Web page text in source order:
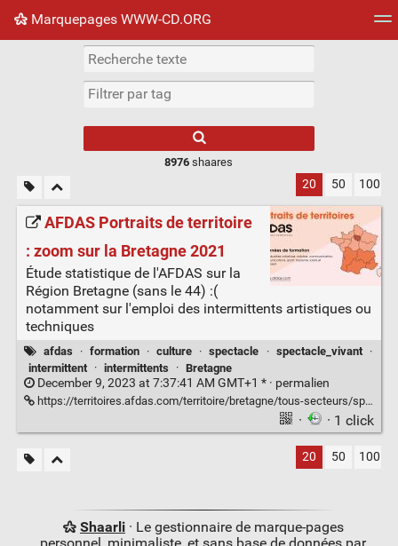
Marquepages WWW-CD.ORG
Nuage de tags Mur d'images
8976 shaares
20 50 100
AFDAS Portraits de territoire
: zoom sur la Bretagne 2021
Étude statistique de l'AFDAS sur la
Région Bretagne (sans le 44) :(
notamment sur l'emploi des intermittents artistiques ou
techniques
afdas · formation · culture · spectacle · spectacle_vivant
·
intermittent
· intermittents · Bretagne
December 9, 2023 at 7:37:41 AM GMT+1 * · permalien
https://territoires.afdas.com/territoire/bretagne/tous-secteurs/specifiques/#specifiques-intermittents;2021;intermittents-indicateurs;tous-secteurs;france
· · 1 click
20 50 100
Shaarli· Le gestionnaire de marque-pages